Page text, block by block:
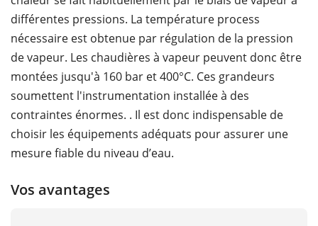
différentes pressions. La température process
nécessaire est obtenue par régulation de la pression
de vapeur. Les chaudières à vapeur peuvent donc être
montées jusqu'à 160 bar et 400°C. Ces grandeurs
soumettent l'instrumentation installée à des
contraintes énormes. . Il est donc indispensable de
choisir les équipements adéquats pour assurer une
mesure fiable du niveau d’eau.
Vos avantages